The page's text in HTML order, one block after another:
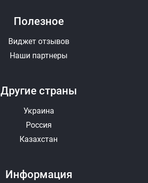
Другие страны
Украина
Россия
Казахстан
Полезное
Виджет отзывов
Наши партнеры
Информация